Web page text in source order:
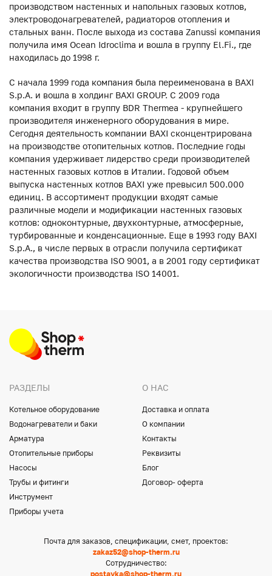
производством настенных и напольных газовых котлов,
электроводонагревателей, радиаторов отопления и
стальных ванн. После выхода из состава Zanussi компания
получила имя Ocean Idroclima и вошла в группу El.Fi., где
находилась до 1998 г.
С начала 1999 года компания была переименована в BAXI
S.p.A. и вошла в холдинг BAXI GROUP. С 2009 года
компания входит в группу BDR Thermea - крупнейшего
производителя инженерного оборудования в мире.
Сегодня деятельность компании BAXI сконцентрирована
на производстве отопительных котлов. Последние годы
компания удерживает лидерство среди производителей
настенных газовых котлов в Италии. Годовой объем
выпуска настенных котлов BAXI уже превысил 500.000
единиц. В ассортимент продукции входят самые
различные модели и модификации настенных газовых
котлов: одноконтурные, двухконтурные, атмосферные,
турбированные и конденсационные. Еще в 1993 году BAXI
S.p.A., в числе первых в отрасли получила сертификат
качества производства ISO 9001, а в 2001 году сертификат
экологичности производства ISO 14001.
РАЗДЕЛЫ
Котельное оборудование
Водонагреватели и баки
Арматура
Отопительные приборы
Насосы
Трубы и фитинги
Инструмент
Приборы учета
О НАС
Доставка и оплата
О компании
Контакты
Реквизиты
Блог
Договор- оферта
Почта для заказов, спецификации, смет, проектов:
zakaz52@shop-therm.ru
Сотрудничество:
postavka@shop-therm.ru